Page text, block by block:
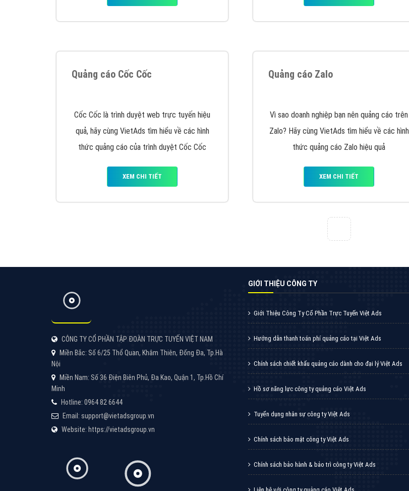
Quảng cáo Cốc Cốc
Cốc Cốc là trình duyệt web trực tuyến hiệu
quả, hãy cùng VietAds tìm hiểu về các hình
thức quảng cáo của trình duyệt Cốc Cốc
XEM CHI TIẾT
Quảng cáo Zalo
Vì sao doanh nghiệp bạn nên quảng cáo trên
Zalo? Hãy cùng VietAds tìm hiểu về các hình
thức quảng cáo Zalo hiệu quả
XEM CHI TIẾT
CÔNG TY CỔ PHẦN TẬP ĐOÀN TRỰC TUYẾN VIỆT NAM
Miền Bắc: Số 6/25 Thổ Quan, Khâm Thiên, Đống Đa, Tp.Hà
Nội
Miền Nam: Số 36 Điện Biên Phủ, Đa Kao, Quận 1, Tp.Hồ Chí
Minh
Hotline: 0964 82 6644
Email: support@vietadsgroup.vn
Website: https://vietadsgroup.vn
GIỚI THIỆU CÔNG TY
Giới Thiệu Công Ty Cổ Phần Trực Tuyến Việt Ads
Hướng dẫn thanh toán phí quảng cáo tại Việt Ads
Chính sách chiết khấu quảng cáo dành cho đại lý Việt Ads
Hồ sơ năng lực công ty quảng cáo Việt Ads
Tuyển dụng nhân sự công ty Việt Ads
Chính sách bảo mật công ty Việt Ads
Chính sách bảo hành & bảo trì công ty Việt Ads